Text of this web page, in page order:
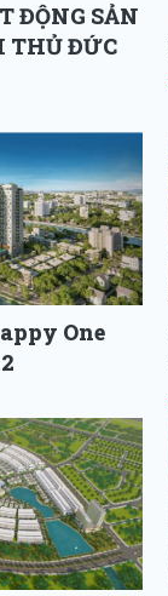
ĐỘNG SẢN
THỦ ĐỨC
One